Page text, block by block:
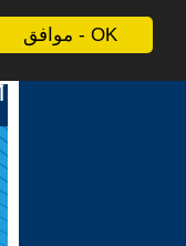
موافق - OK